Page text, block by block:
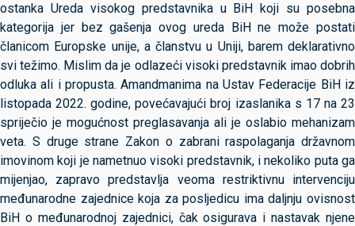
ostanka Ureda visokog predstavnika u BiH koji su posebna
kategorija jer bez gašenja ovog ureda BiH ne može postati
članicom Europske unije, a članstvu u Uniji, barem deklarativno
svi težimo. Mislim da je odlazeći visoki predstavnik imao dobrih
odluka ali i propusta. Amandmanima na Ustav Federacije BiH iz
listopada 2022. godine, povećavajući broj izaslanika s 17 na 23
spriječio je mogućnost preglasavanja ali je oslabio mehanizam
veta. S druge strane Zakon o zabrani raspolaganja državnom
imovinom koji je nametnuo visoki predstavnik, i nekoliko puta ga
mijenjao, zapravo predstavlja veoma restriktivnu intervenciju
međunarodne zajednice koja za posljedicu ima daljnju ovisnost
BiH o međunarodnoj zajednici, čak osigurava i nastavak njene